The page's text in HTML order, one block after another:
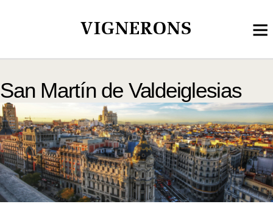
VIGNERONS
San Martín de Valdeiglesias